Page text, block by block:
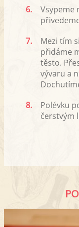
6.
Vsypeme
7.
Mezi tím
přidáme
těsto.
vývaru a
8.
Polévku
čerstvým